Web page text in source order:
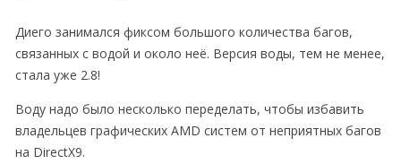
Диего занимался фиксом большого количества багов,
связанных с водой и около неё. Версия воды, тем не менее,
стала уже 2.8!
Воду надо было несколько переделать, чтобы избавить
владельцев графических AMD систем от неприятных багов
на DirectX9.